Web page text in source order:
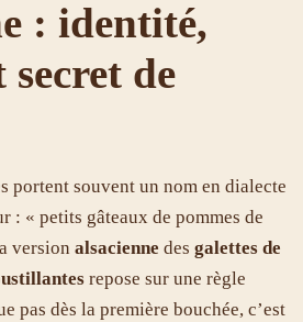
: identité,
de
portent souvent un nom en dialecte
: « petits gâteaux de pommes de
version alsacienne des galettes de
repose sur une règle
pas dès la première bouchée, c’est